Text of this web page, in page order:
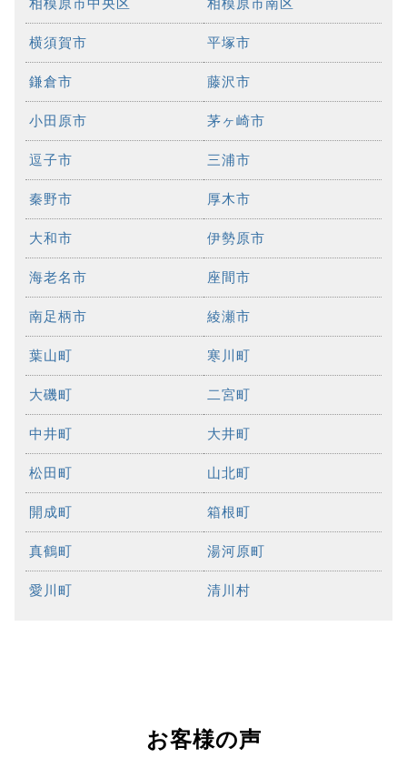
横須賀市 平塚市
鎌倉市 藤沢市
小田原市 茅ヶ崎市
逗子市 三浦市
秦野市 厚木市
大和市 伊勢原市
海老名市 座間市
南足柄市 綾瀬市
葉山町 寒川町
大磯町 二宮町
中井町 大井町
松田町 山北町
開成町 箱根町
真鶴町 湯河原町
愛川町 清川村
お客様の声